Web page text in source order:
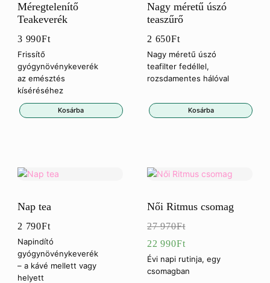
Méregtelenítő
Teakeverék
3 990Ft
Frissítő
gyógynövénykeverék
az emésztés
kíséréséhez
Kosárba
Nagy méretű úszó
teaszűrő
2 650Ft
Nagy méretű úszó
teafilter fedéllel,
rozsdamentes hálóval
Kosárba
Nap tea
2 790Ft
Napindító
gyógynövénykeverék
– a kávé mellett vagy
helyett
Női Ritmus csomag
27 970Ft
Eredeti
ár:
22 990Ft
Jelenlegi
Évi napi rutinja, egy
csomagban